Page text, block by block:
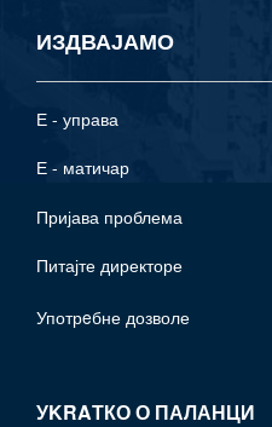
ИЗДВАЈАМО
Е - управа
Е - матичар
Пријава проблема
Питајте директоре
Употрeбне дозволе
УKRAТКО О ПАЛАНЦИ